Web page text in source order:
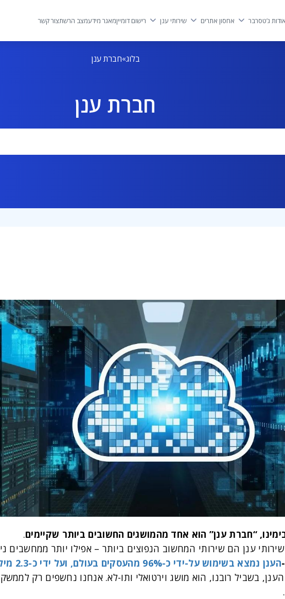
אודות ג’טסרבר אחסון אתרים שירותי ענן רישום דומייןמאגר מידעמצב הרשתצור קשר
בלוג חברת ענן
חברת ענן
“חברת ענן” הוא אחד מהמושגים החשובים ביותר שקיימים.
הענן נמצא בשימוש על-ידי כ-96% מהעסקים בעולם, ועל ידי כ-2.3 מיליארד משתמשים פרטיים